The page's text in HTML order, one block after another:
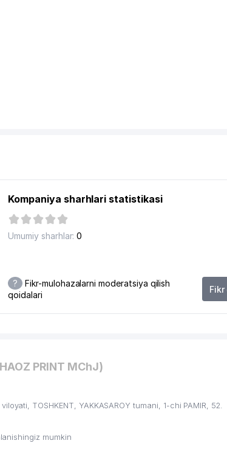
Kompaniya sharhlari statistikasi
Umumiy sharhlar: 0
?
Fikr-mulohazalarni moderatsiya qilish
qoidalari
PRINT MChJ)
TOSHKENT, YAKKASAROY tumani, 1-chi PAMIR, 52.
mumkin